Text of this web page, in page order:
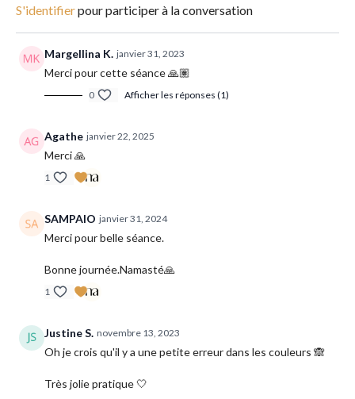
S'identifierpour participer à la conversation
Margellina K. janvier 31, 2023
Merci pour cette séance 🙏🏽
0 Afficher les réponses (1)
Agathe janvier 22, 2025
Merci 🙏
1
SAMPAIO janvier 31, 2024
Merci pour belle séance.
Bonne journée.Namasté🙏
1
Justine S. novembre 13, 2023
Oh je crois qu'il y a une petite erreur dans les couleurs 🙈
Très jolie pratique 🤍